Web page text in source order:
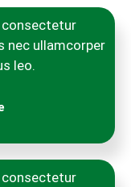
nec ullamcorper
leo.